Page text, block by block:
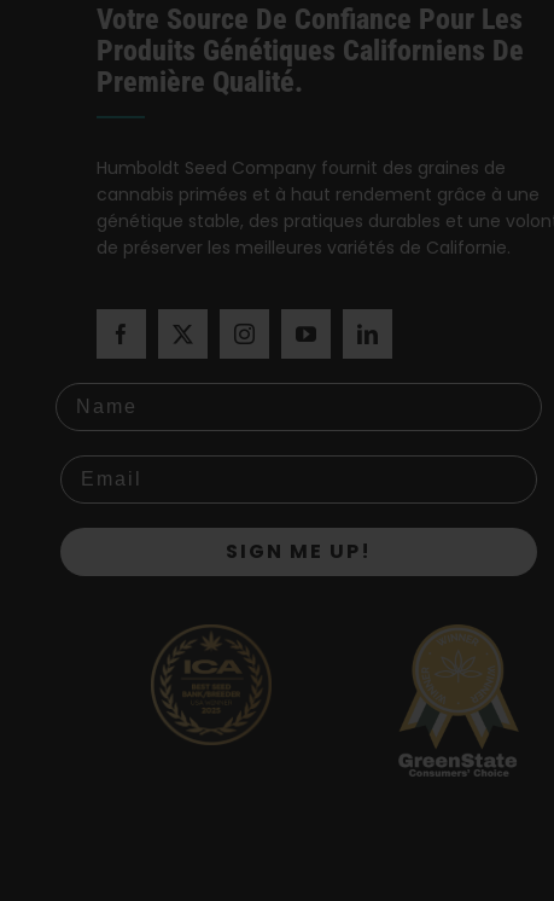
Votre Source De Confiance Pour Les
Produits Génétiques Californiens De
Première Qualité.
Humboldt Seed Company fournit des graines de
cannabis primées et à haut rendement grâce à une
génétique stable, des pratiques durables et une
de préserver les meilleures variétés de Californie.
Name
SIGN ME UP!